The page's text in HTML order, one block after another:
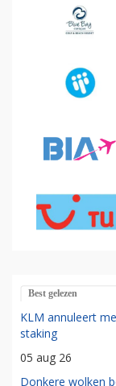
Best gelezen
KLM annuleert
staking
05 aug 26
Donkere wolken